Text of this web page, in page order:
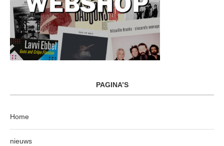
PAGINA’S
Home
nieuws